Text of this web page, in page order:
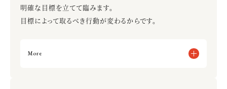
明確な目標を立てて臨みます。
目標によって取るべき行動が変わるからです。
More